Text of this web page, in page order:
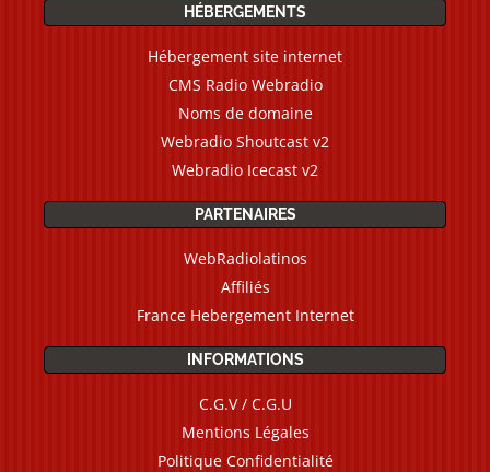
HÉBERGEMENTS
Hébergement site internet
CMS Radio Webradio
Noms de domaine
Webradio Shoutcast v2
Webradio Icecast v2
PARTENAIRES
WebRadiolatinos
Affiliés
France Hebergement Internet
INFORMATIONS
C.G.V / C.G.U
Mentions Légales
Politique Confidentialité